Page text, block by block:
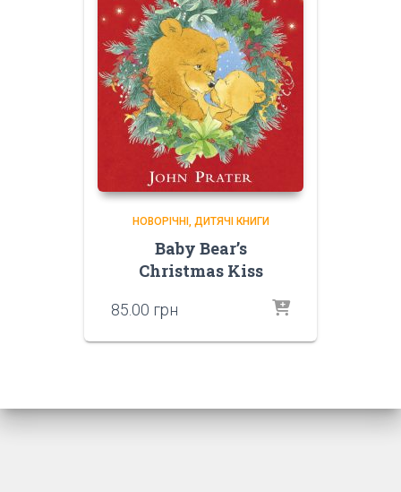
НОВОРІЧНІ ДИТЯЧІ КНИГИ
Baby Bear’s
Christmas Kiss
85.00 грн